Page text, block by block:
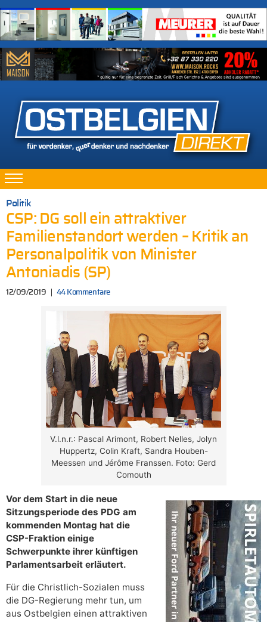
Politik
CSP: DG soll ein attraktiver
Familienstandort werden – Kritik an
Personalpolitik von Minister
Antoniadis (SP)
12/09/2019 44 Kommentare
V.l.n.r.: Pascal Arimont, Robert Nelles, Jolyn
Huppertz, Colin Kraft, Sandra Houben-
Meessen und Jérôme Franssen. Foto: Gerd
Comouth
Vor dem Start in die neue
Sitzungsperiode des PDG am
kommenden Montag hat die
CSP-Fraktion einige
Schwerpunkte ihrer künftigen
Parlamentsarbeit erläutert.
Für die Christlich-Sozialen muss
die DG-Regierung mehr tun, um
aus Ostbelgien einen attraktiven